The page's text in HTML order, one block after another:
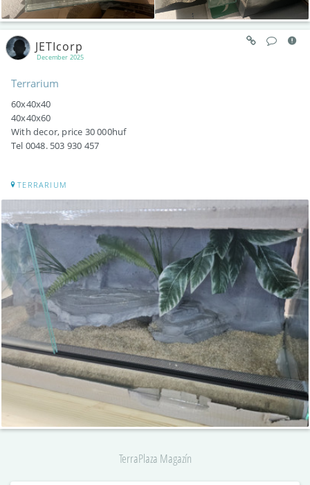
December 2025
JETIcorp
Terrarium
60x40x40
40x40x60
With decor, price 30 000huf
Tel 0048. 503 930 457
TERRARIUM
TerraPlaza Magazín